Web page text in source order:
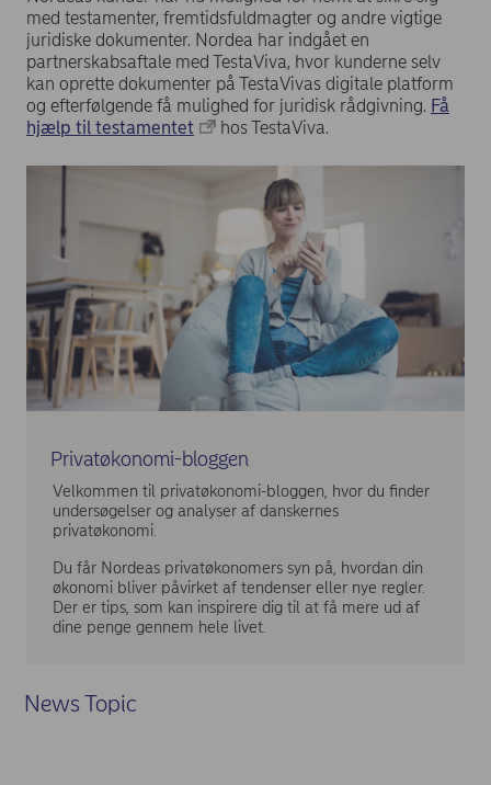
med testamenter, fremtidsfuldmagter og andre vigtige
juridiske dokumenter. Nordea har indgået en
partnerskabsaftale med TestaViva, hvor kunderne selv
kan oprette dokumenter på TestaVivas digitale platform
og efterfølgende få mulighed for juridisk rådgivning. Få
hjælp til testamentet
hos TestaViva.
Privatøkonomi-bloggen
Velkommen til privatøkonomi-bloggen, hvor du finder
undersøgelser og analyser af danskernes
privatøkonomi.
Du får Nordeas privatøkonomers syn på, hvordan din
økonomi bliver påvirket af tendenser eller nye regler.
Der er tips, som kan inspirere dig til at få mere ud af
dine penge gennem hele livet.
News Topic